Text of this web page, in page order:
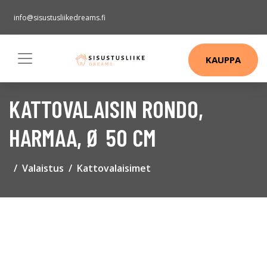
info@sisustusliikedreams.fi
KAUPPA
KATTOVALAISIN RONDO,
HARMAA, Ø 50 CM
Valaistus Kattovalaisimet